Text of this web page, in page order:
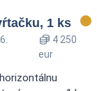
1 ks
4 250
eur